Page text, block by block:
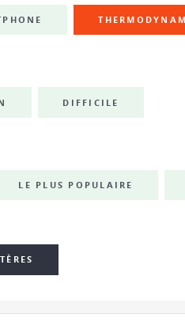
DIFFICILE
LE PLUS POPULAIRE